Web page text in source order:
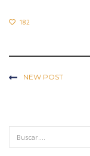
182
NEW POST